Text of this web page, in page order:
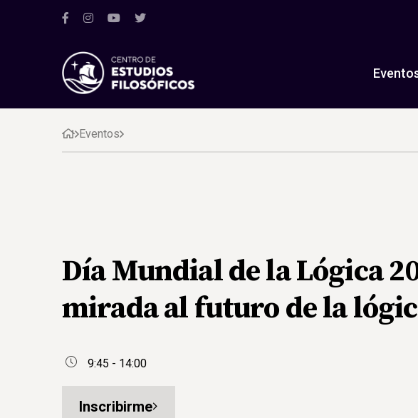
Eventos
Día Mundial de la Lógica
mirada al futuro de la
9:45 - 14:00
Inscribirme